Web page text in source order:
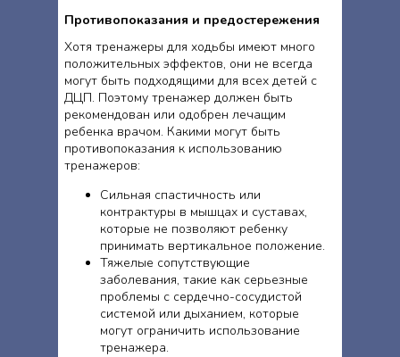
Противопоказания и предостережения
Хотя тренажеры для ходьбы имеют много
положительных эффектов, они не всегда
могут быть подходящими для всех детей с
ДЦП. Поэтому тренажер должен быть
рекомендован или одобрен лечащим
ребенка врачом. Какими могут быть
противопоказания к использованию
тренажеров:
Сильная спастичность или
контрактуры в мышцах и суставах,
которые не позволяют ребенку
принимать вертикальное положение.
Тяжелые сопутствующие
заболевания, такие как серьезные
проблемы с сердечно-сосудистой
системой или дыханием, которые
могут ограничить использование
тренажера.